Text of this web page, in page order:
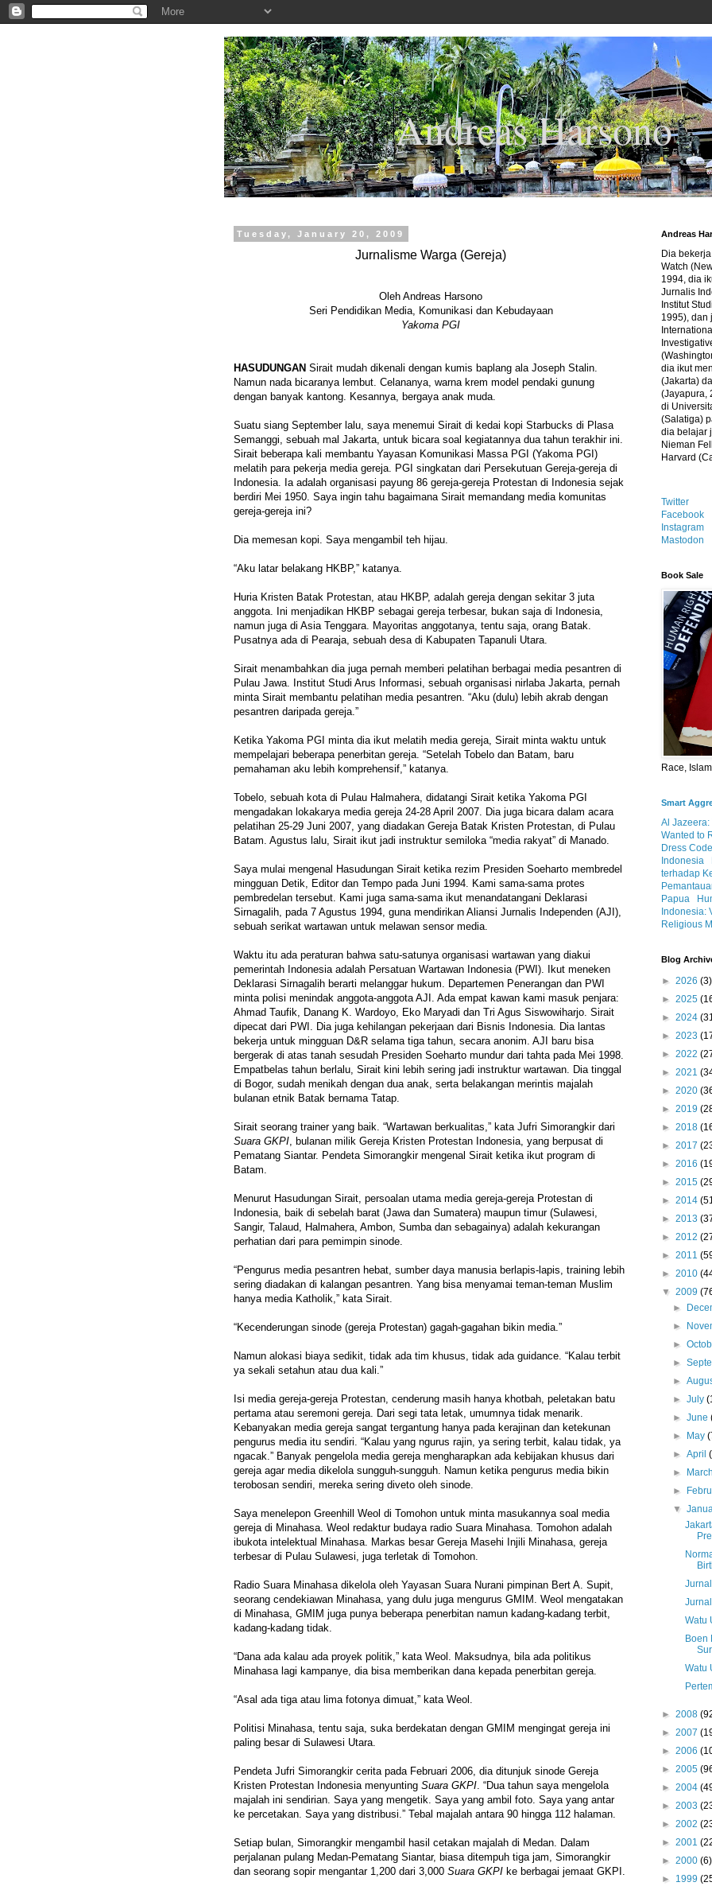
.
Andreas Harsono
Tuesday, January 20, 2009
Jurnalisme Warga (Gereja)
Oleh Andreas Harsono
Seri Pendidikan Media, Komunikasi dan Kebudayaan
Yakoma PGI
HASUDUNGAN Sirait mudah dikenali dengan kumis baplang ala Joseph Stalin.
Namun nada bicaranya lembut. Celananya, warna krem model pendaki gunung
dengan banyak kantong. Kesannya, bergaya anak muda.
Suatu siang September lalu, saya menemui Sirait di kedai kopi Starbucks di Plasa
Semanggi, sebuah mal Jakarta, untuk bicara soal kegiatannya dua tahun terakhir ini.
Sirait beberapa kali membantu Yayasan Komunikasi Massa PGI (Yakoma PGI)
melatih para pekerja media gereja. PGI singkatan dari Persekutuan Gereja-gereja di
Indonesia. Ia adalah organisasi payung 86 gereja-gereja Protestan di Indonesia sejak
berdiri Mei 1950. Saya ingin tahu bagaimana Sirait memandang media komunitas
gereja-gereja ini?
Dia memesan kopi. Saya mengambil teh hijau.
“Aku latar belakang HKBP,” katanya.
Huria Kristen Batak Protestan, atau HKBP, adalah gereja dengan sekitar 3 juta
anggota. Ini menjadikan HKBP sebagai gereja terbesar, bukan saja di Indonesia,
namun juga di Asia Tenggara. Mayoritas anggotanya, tentu saja, orang Batak.
Pusatnya ada di Pearaja, sebuah desa di Kabupaten Tapanuli Utara.
Sirait menambahkan dia juga pernah memberi pelatihan berbagai media pesantren di
Pulau Jawa. Institut Studi Arus Informasi, sebuah organisasi nirlaba Jakarta, pernah
minta Sirait membantu pelatihan media pesantren. “Aku (dulu) lebih akrab dengan
pesantren daripada gereja.”
Ketika Yakoma PGI minta dia ikut melatih media gereja, Sirait minta waktu untuk
mempelajari beberapa penerbitan gereja. “Setelah Tobelo dan Batam, baru
pemahaman aku lebih komprehensif,” katanya.
Tobelo, sebuah kota di Pulau Halmahera, didatangi Sirait ketika Yakoma PGI
mengadakan lokakarya media gereja 24-28 April 2007. Dia juga bicara dalam acara
pelatihan 25-29 Juni 2007, yang diadakan Gereja Batak Kristen Protestan, di Pulau
Batam. Agustus lalu, Sirait ikut jadi instruktur semiloka “media rakyat” di Manado.
Saya mulai mengenal Hasudungan Sirait ketika rezim Presiden Soeharto membredel
mingguan Detik, Editor dan Tempo pada Juni 1994. Kami sama-sama protes
pembredelan tersebut. Kami juga sama-sama ikut menandatangani Deklarasi
Sirnagalih, pada 7 Agustus 1994, guna mendirikan Aliansi Jurnalis Independen (AJI),
sebuah serikat wartawan untuk melawan sensor media.
Waktu itu ada peraturan bahwa satu-satunya organisasi wartawan yang diakui
pemerintah Indonesia adalah Persatuan Wartawan Indonesia (PWI). Ikut meneken
Deklarasi Sirnagalih berarti melanggar hukum. Departemen Penerangan dan PWI
minta polisi menindak anggota-anggota AJI. Ada empat kawan kami masuk penjara:
Ahmad Taufik, Danang K. Wardoyo, Eko Maryadi dan Tri Agus Siswowiharjo. Sirait
dipecat dari PWI. Dia juga kehilangan pekerjaan dari Bisnis Indonesia. Dia lantas
bekerja untuk mingguan D&R selama tiga tahun, secara anonim. AJI baru bisa
bergerak di atas tanah sesudah Presiden Soeharto mundur dari tahta pada Mei 1998.
Empatbelas tahun berlalu, Sirait kini lebih sering jadi instruktur wartawan. Dia tinggal
di Bogor, sudah menikah dengan dua anak, serta belakangan merintis majalah
bulanan etnik Batak bernama Tatap.
Sirait seorang trainer yang baik. “Wartawan berkualitas,” kata Jufri Simorangkir dari
Suara GKPI, bulanan milik Gereja Kristen Protestan Indonesia, yang berpusat di
Pematang Siantar. Pendeta Simorangkir mengenal Sirait ketika ikut program di
Batam.
Menurut Hasudungan Sirait, persoalan utama media gereja-gereja Protestan di
Indonesia, baik di sebelah barat (Jawa dan Sumatera) maupun timur (Sulawesi,
Sangir, Talaud, Halmahera, Ambon, Sumba dan sebagainya) adalah kekurangan
perhatian dari para pemimpin sinode.
“Pengurus media pesantren hebat, sumber daya manusia berlapis-lapis, training lebih
sering diadakan di kalangan pesantren. Yang bisa menyamai teman-teman Muslim
hanya media Katholik,” kata Sirait.
“Kecenderungan sinode (gereja Protestan) gagah-gagahan bikin media.”
Namun alokasi biaya sedikit, tidak ada tim khusus, tidak ada guidance. “Kalau terbit
ya sekali setahun atau dua kali.”
Isi media gereja-gereja Protestan, cenderung masih hanya khotbah, peletakan batu
pertama atau seremoni gereja. Dari segi tata letak, umumnya tidak menarik.
Kebanyakan media gereja sangat tergantung hanya pada kerajinan dan ketekunan
pengurus media itu sendiri. “Kalau yang ngurus rajin, ya sering terbit, kalau tidak, ya
ngacak.” Banyak pengelola media gereja mengharapkan ada kebijakan khusus dari
gereja agar media dikelola sungguh-sungguh. Namun ketika pengurus media bikin
terobosan sendiri, mereka sering diveto oleh sinode.
Saya menelepon Greenhill Weol di Tomohon untuk minta masukannya soal media
gereja di Minahasa. Weol redaktur budaya radio Suara Minahasa. Tomohon adalah
ibukota intelektual Minahasa. Markas besar Gereja Masehi Injili Minahasa, gereja
terbesar di Pulau Sulawesi, juga terletak di Tomohon.
Radio Suara Minahasa dikelola oleh Yayasan Suara Nurani pimpinan Bert A. Supit,
seorang cendekiawan Minahasa, yang dulu juga mengurus GMIM. Weol mengatakan
di Minahasa, GMIM juga punya beberapa penerbitan namun kadang-kadang terbit,
kadang-kadang tidak.
“Dana ada kalau ada proyek politik,” kata Weol. Maksudnya, bila ada politikus
Minahasa lagi kampanye, dia bisa memberikan dana kepada penerbitan gereja.
“Asal ada tiga atau lima fotonya dimuat,” kata Weol.
Politisi Minahasa, tentu saja, suka berdekatan dengan GMIM mengingat gereja ini
paling besar di Sulawesi Utara.
Pendeta Jufri Simorangkir cerita pada Februari 2006, dia ditunjuk sinode Gereja
Kristen Protestan Indonesia menyunting Suara GKPI. “Dua tahun saya mengelola
majalah ini sendirian. Saya yang mengetik. Saya yang ambil foto. Saya yang antar
ke percetakan. Saya yang distribusi.” Tebal majalah antara 90 hingga 112 halaman.
Setiap bulan, Simorangkir mengambil hasil cetakan majalah di Medan. Dalam
perjalanan pulang Medan-Pematang Siantar, biasa ditempuh tiga jam, Simorangkir
dan seorang sopir mengantar 1,200 dari 3,000 Suara GKPI ke berbagai jemaat GKPI.
Andreas
Dia
Watch
1994, dia
Jurnalis
Institut
1995), dan
dia ikut
(Jakarta)
(Jayapura,
di
(Salatiga)
dia belajar
Nieman
Harvard
Twitter
Facebook
Instagram
Mastodon
Book Sale
Race,
Smart
Al Jazeera:
Wanted to
Dress
Indonesia
terhadap
Papua
Indonesia:
Religious
Blog
► 2026 (3)
► 2025
► 2024
► 2023
► 2022
► 2021
► 2020
► 2019
► 2018
► 2017
► 2016
► 2015
► 2014
► 2013
► 2012
► 2011
► 2010
▼ 2009
►
►
►
►
►
►July
►June
►
May
►April
►
►
▼
Watu
Boen
Watu
► 2008
► 2007
► 2006
► 2005
► 2004
► 2003
► 2002
► 2001
► 2000 (6)
► 1999